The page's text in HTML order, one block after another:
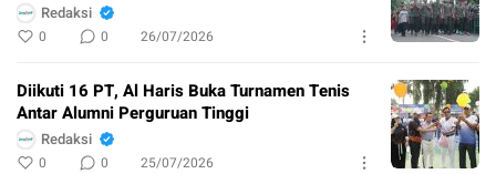
Redaksi
0 0 26/07/2026
Diikuti 16 PT, Al Haris Buka Turnamen Tenis
Antar Alumni Perguruan Tinggi
Redaksi
0 0 25/07/2026